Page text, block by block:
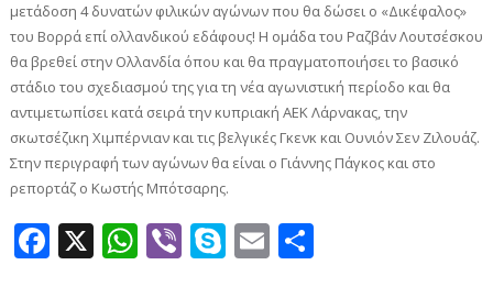
μετάδοση 4 δυνατών φιλικών αγώνων που θα δώσει ο «Δικέφαλος»
του Βορρά επί ολλανδικού εδάφους! Η ομάδα του Ραζβάν Λουτσέσκου
θα βρεθεί στην Ολλανδία όπου και θα πραγματοποιήσει το βασικό
στάδιο του σχεδιασμού της για τη νέα αγωνιστική περίοδο και θα
αντιμετωπίσει κατά σειρά την κυπριακή ΑΕΚ Λάρνακας, την
σκωτσέζικη Χιμπέρνιαν και τις βελγικές Γκενκ και Ουνιόν Σεν Ζιλουάζ.
Στην περιγραφή των αγώνων θα είναι ο Γιάννης Πάγκος και στο
ρεπορτάζ ο Κωστής Μπότσαρης.
Facebook
X WhatsApp
ViberSkype
Email